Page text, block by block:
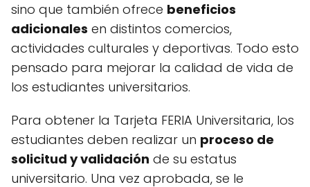
sino que también ofrece beneficios
adicionales en distintos comercios,
actividades culturales y deportivas. Todo esto
pensado para mejorar la calidad de vida de
los estudiantes universitarios.
Para obtener la Tarjeta FERIA Universitaria, los
estudiantes deben realizar un proceso de
solicitud y validación de su estatus
universitario. Una vez aprobada, se le